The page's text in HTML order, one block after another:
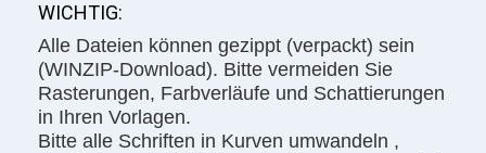
WICHTIG:
Alle Dateien können gezippt (verpackt) sein
(WINZIP-Download). Bitte vermeiden Sie
Rasterungen, Farbverläufe und Schattierungen
in Ihren Vorlagen.
Bitte alle Schriften in Kurven umwandeln ,